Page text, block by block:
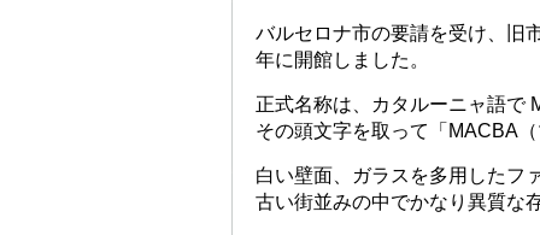
バルセロナ市の要請を受け、旧
年に開館しました。
正式名称は、カタルーニャ語で
その頭文字を取って「MACBA
白い壁面、ガラスを多用したフ
古い街並みの中でかなり異質な